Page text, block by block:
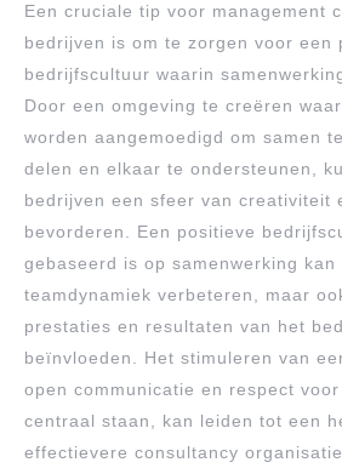
Een cruciale tip voor management
bedrijven is om te zorgen voor een
bedrijfscultuur waarin
Door een omgeving te creëren
worden aangemoedigd om samen
delen en elkaar te ondersteunen,
bedrijven een sfeer van creativiteit
bevorderen. Een positieve
gebaseerd is op samenwerking kan
teamdynamiek verbeteren, maar
prestaties en resultaten van het
beïnvloeden. Het stimuleren van
open communicatie en respect
centraal staan, kan leiden tot een
effectievere consultancy